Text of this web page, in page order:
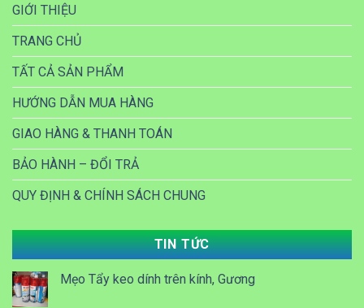
GIỚI THIỆU
TRANG CHỦ
TẤT CẢ SẢN PHẨM
HƯỚNG DẪN MUA HÀNG
GIAO HÀNG & THANH TOÁN
BẢO HÀNH – ĐỔI TRẢ
QUY ĐỊNH & CHÍNH SÁCH CHUNG
TIN TỨC
Mẹo Tẩy keo dính trên kính, Gương